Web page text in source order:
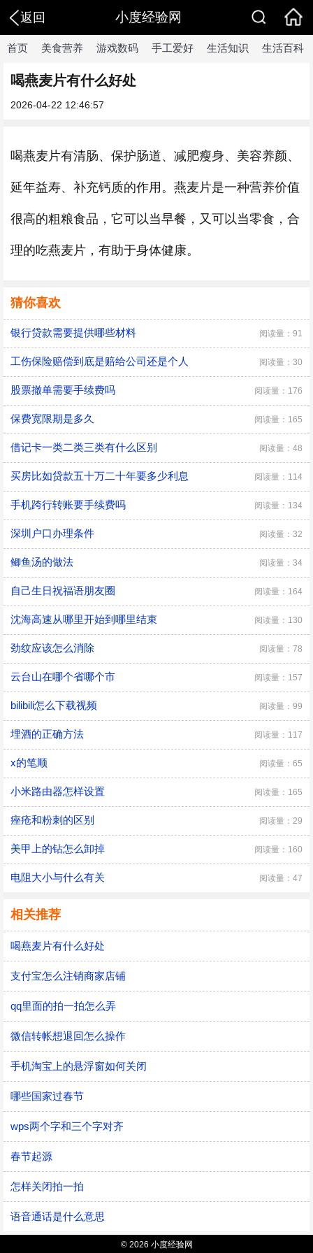
返回 小度经验网
首页 美食营养 游戏数码 手工爱好 生活知识 生活百科
喝燕麦片有什么好处
2026-04-22 12:46:57
喝燕麦片有清肠、保护肠道、减肥瘦身、美容养颜、
延年益寿、补充钙质的作用。燕麦片是一种营养价值
很高的粗粮食品，它可以当早餐，又可以当零食，合
理的吃燕麦片，有助于身体健康。
猜你喜欢
银行贷款需要提供哪些材料 阅读量：91
工伤保险赔偿到底是赔给公司还是个人 阅读量：30
股票撤单需要手续费吗 阅读量：176
保费宽限期是多久 阅读量：165
借记卡一类二类三类有什么区别 阅读量：48
买房比如贷款五十万二十年要多少利息 阅读量：114
手机跨行转账要手续费吗 阅读量：134
深圳户口办理条件 阅读量：32
鲫鱼汤的做法 阅读量：34
自己生日祝福语朋友圈 阅读量：164
沈海高速从哪里开始到哪里结束 阅读量：130
劲纹应该怎么消除 阅读量：78
云台山在哪个省哪个市 阅读量：157
bilibili怎么下载视频 阅读量：99
埋酒的正确方法 阅读量：117
x的笔顺 阅读量：65
小米路由器怎样设置 阅读量：165
痤疮和粉刺的区别 阅读量：29
美甲上的钻怎么卸掉 阅读量：160
电阻大小与什么有关 阅读量：47
相关推荐
喝燕麦片有什么好处
支付宝怎么注销商家店铺
qq里面的拍一拍怎么弄
微信转帐想退回怎么操作
手机淘宝上的悬浮窗如何关闭
哪些国家过春节
wps两个字和三个字对齐
春节起源
怎样关闭拍一拍
语音通话是什么意思
© 2026 小度经验网